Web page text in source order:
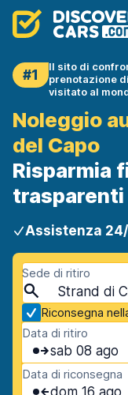
#1
Il sito di
prenotazione
visitato al
Noleggio
del Capo
Risparmia
trasparenti
Assistenza
Sede di ritiro
Riconsegna
Data di ritiro
sab 08 ago
Data di riconsegna
dom 16 ago